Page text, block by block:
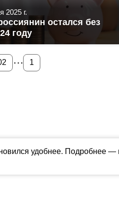
удобнее. Подробнее
2025 г.
остался без
году
... 1